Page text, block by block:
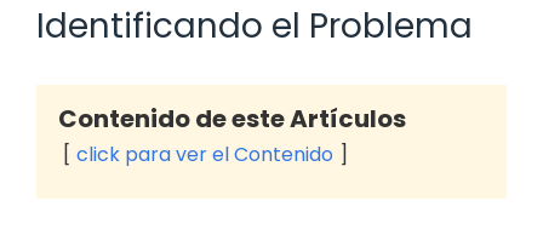
Identificando el Problema
Contenido de este Artículos
click para ver el Contenido